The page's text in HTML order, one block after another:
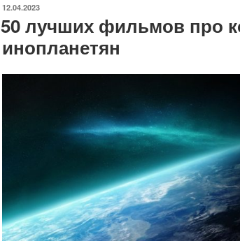
невесты:
10 проектов
ОПУБЛИКОВАНО
12.04.2023
50 лучших фильмов про
инопланетян